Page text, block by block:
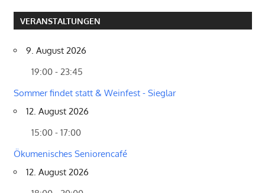
VERANSTALTUNGEN
9. August 2026
19:00 - 23:45
Sommer findet statt & Weinfest - Sieglar
12. August 2026
15:00 - 17:00
Ökumenisches Seniorencafé
12. August 2026